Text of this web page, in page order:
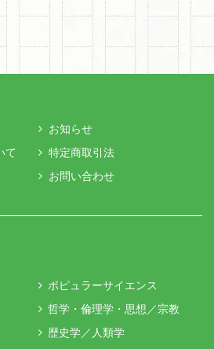
お知らせ
て
特定商取引法
お問い合わせ
ポピュラーサイエンス
哲学・倫理学・思想／宗教
歴史学／人類学